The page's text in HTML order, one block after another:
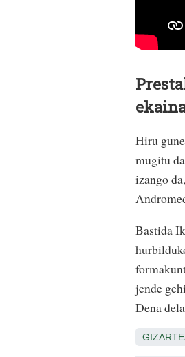
Hiru
mugitu
izango
Bastida
jende
Dena